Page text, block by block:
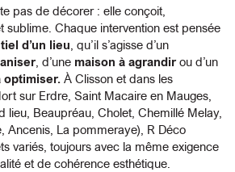
pas de décorer : elle conçoit,
sublime. Chaque intervention est pensée
d’un lieu , qu’il s’agisse d’un
, d’une maison à agrandirou d’un
optimiser. À Clisson et dans les
sur Erdre, Saint Macaire en Mauges,
lieu, Beaupréau, Cholet, Chemillé Melay,
Ancenis, La pommeraye), R Déco
variés, toujours avec la même exigence
et de cohérence esthétique.